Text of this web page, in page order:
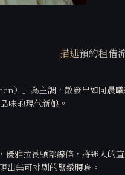
描述預約租借
）」為主調，散發出如同晨
味的現代新娘。
雅拉長頸部線條，將迷人的
無可挑剔的緊緻腰身。